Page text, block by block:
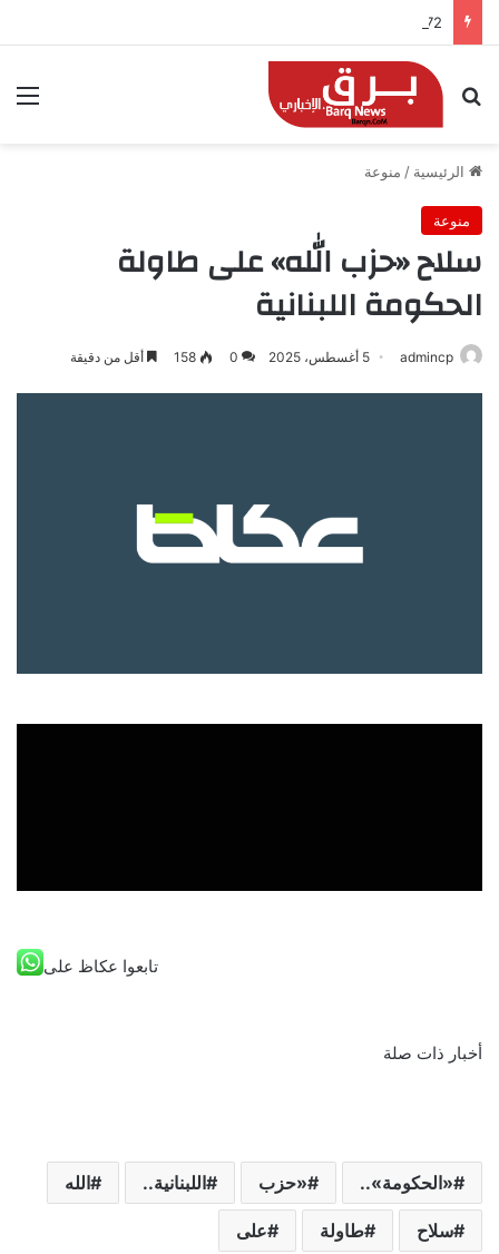
بحث عن
الرئيسية / منوعة
منوعة
سلاح «حزب الله» على طاولة
الحكومة اللبنانية
admincp 5 أغسطس، 2025 0
158 أقل من دقيقة
تابعوا عكاظ على
أخبار ذات صلة
«الحكومة».. «حزب اللبنانية.. الله
سلاح طاولة على